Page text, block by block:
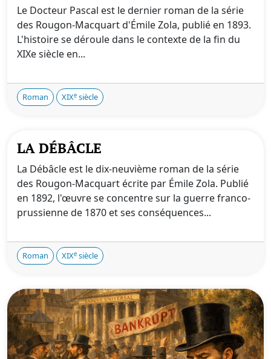
Le Docteur Pascal est le dernier roman de la série
des Rougon-Macquart d'Émile Zola, publié en 1893.
L'histoire se déroule dans le contexte de la fin du
XIXe siècle en...
Roman XIXe siècle
LA DÉBÂCLE
La Débâcle est le dix-neuvième roman de la série
des Rougon-Macquart écrite par Émile Zola. Publié
en 1892, l'œuvre se concentre sur la guerre franco-
prussienne de 1870 et ses conséquences...
Roman XIXe siècle